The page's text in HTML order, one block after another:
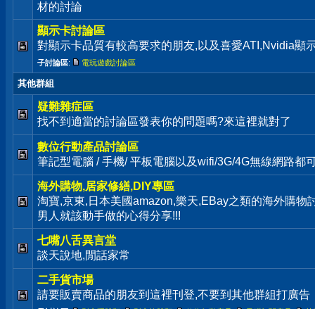
材的討論
顯示卡討論區
對顯示卡品質有較高要求的朋友,以及喜愛ATI,Nvidia顯
子討論區: 電玩遊戲討論區
其他群組
疑難雜症區
找不到適當的討論區發表你的問題嗎?來這裡就對了
數位行動產品討論區
筆記型電腦 / 手機/ 平板電腦以及wifi/3G/4G無線網路都
海外購物,居家修繕,DIY專區
淘寶,京東,日本美國amazon,樂天,EBay之類的海外購物
男人就該動手做的心得分享!!!
七嘴八舌異言堂
談天說地,閒話家常
二手貨市場
請要販賣商品的朋友到這裡刊登,不要到其他群組打廣告